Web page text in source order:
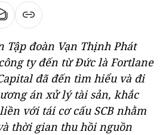
Tập đoàn Vạn Thịnh Phát
ty đến từ Đức là Fortlane
đã đến tìm hiểu và đi
án xử lý tài sản, khắc
với tái cơ cấu SCB nhằm
thời gian thu hồi nguồn